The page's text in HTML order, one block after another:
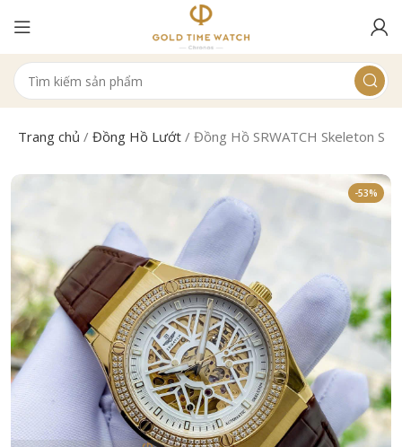
Trang chủ /Đồng Hồ Lướt /Đồng Hồ SRWATCH Skeleton
-53%